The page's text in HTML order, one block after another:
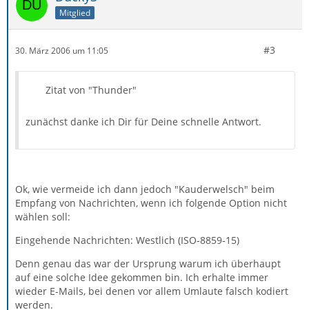
Mitglied
30. März 2006 um 11:05 #3
Zitat von "Thunder"
zunächst danke ich Dir für Deine schnelle Antwort.
Ok, wie vermeide ich dann jedoch "Kauderwelsch" beim
Empfang von Nachrichten, wenn ich folgende Option nicht
wählen soll:
Eingehende Nachrichten: Westlich (ISO-8859-15)
Denn genau das war der Ursprung warum ich überhaupt
auf eine solche Idee gekommen bin. Ich erhalte immer
wieder E-Mails, bei denen vor allem Umlaute falsch kodiert
werden.